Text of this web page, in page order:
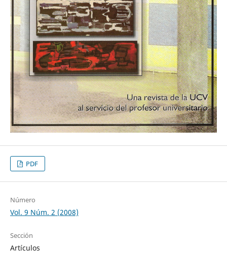
PDF
Número
Vol. 9 Núm. 2 (2008)
Sección
Artículos